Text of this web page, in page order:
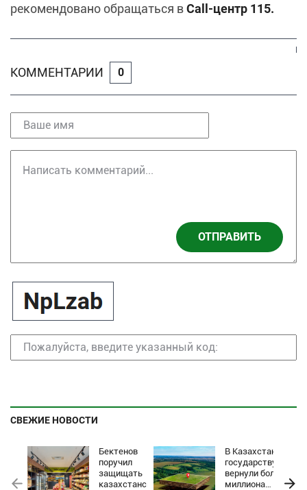
рекомендовано обращаться вCall-центр 115.
КОММЕНТАРИИ 0
ОТПРАВИТЬ
СВЕЖИЕ НОВОСТИ
Бектенов
поручил
защищать
казахстанские
В Казахстане
государству
вернули более
миллиона